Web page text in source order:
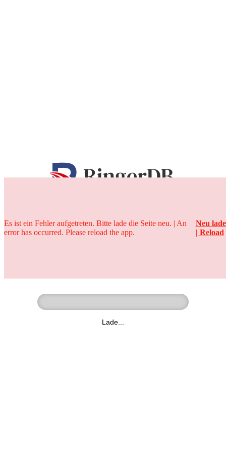
25 Jahre
Lade...
Es ist ein Fehler aufgetreten. Bitte lade die Seite neu. | An
error has occurred. Please reload the app.
Neu
| Reload